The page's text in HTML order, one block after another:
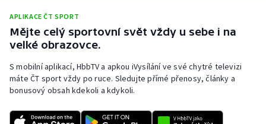
Sportovní střelba
Stolní tenis
Triatlon
Veslování
APLIKACE ČT SPORT
Mějte celý sportovní svět vždy u sebe i na
velké obrazovce.
S mobilní aplikací, HbbTV a apkou iVysílání ve své chytré televizi
máte ČT sport vždy po ruce. Sledujte přímé přenosy, články a
bonusový obsah kdekoli a kdykoli.